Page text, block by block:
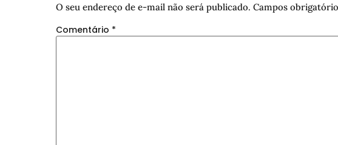
O seu endereço de e-mail não será publicado. Campos
Comentário *